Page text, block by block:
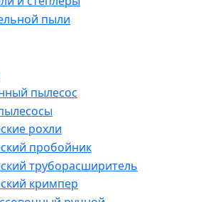
пыли
пылесос
рохли
пробойник
труборасширитель
кримпер